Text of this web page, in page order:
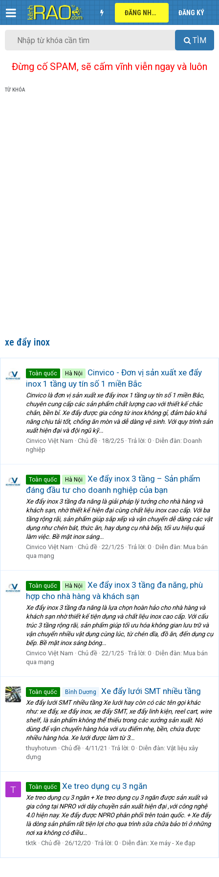
ĐĂNG NHẬP ĐĂNG KÝ
TÌM
Đừng cố SPAM, sẽ cấm vĩnh viễn ngay và luôn
TỪ KHÓA
xe đẩy inox
Toàn quốc Hà Nội
Cinvico - Đơn vị sản xuất xe đẩy
inox 1 tầng uy tín số 1 miền Bắc
Cinvico là đơn vị sản xuất xe đẩy inox 1 tầng uy tín số 1 miền Bắc,
chuyên cung cấp các sản phẩm chất lượng cao với thiết kế chắc
chắn, bền bỉ. Xe đẩy được gia công từ inox không gỉ, đảm bảo khả
năng chịu tải tốt, chống ăn mòn và dễ dàng vệ sinh. Với quy trình sản
xuất hiện đại và đội ngũ kỹ...
Cinvico Việt Nam
Chủ đề 18/2/25 Trả lời: 0 Diễn đàn: Doanh
nghiệp
Toàn quốc Hà Nội
Xe đẩy inox 3 tầng – Sản phẩm
đáng đầu tư cho doanh nghiệp của bạn
Xe đẩy inox 3 tầng đa năng là giải pháp lý tưởng cho nhà hàng và
khách sạn, nhờ thiết kế hiện đại cùng chất liệu inox cao cấp. Với ba
tầng rộng rãi, sản phẩm giúp sắp xếp và vận chuyển dễ dàng các vật
dụng như chén bát, thức ăn, hay dụng cụ nhà bếp, tối ưu hiệu quả
làm việc. Bề mặt inox sáng...
Cinvico Việt Nam
Chủ đề 22/1/25 Trả lời: 0 Diễn đàn: Mua bán
qua mạng
Toàn quốc Hà Nội
Xe đẩy inox 3 tầng đa năng, phù
hợp cho nhà hàng và khách sạn
Xe đẩy inox 3 tầng đa năng là lựa chọn hoàn hảo cho nhà hàng và
khách sạn nhờ thiết kế tiện dụng và chất liệu inox cao cấp. Với cấu
trúc 3 tầng rộng rãi, sản phẩm giúp tối ưu hóa không gian lưu trữ và
vận chuyển nhiều vật dụng cùng lúc, từ chén dĩa, đồ ăn, đến dụng cụ
bếp. Bề mặt inox sáng bóng...
Cinvico Việt Nam
Chủ đề 22/1/25 Trả lời: 0 Diễn đàn: Mua bán
qua mạng
Toàn quốc Bình Dương Xe đẩy lưới SMT nhiều tầng
Xe đẩy lưới SMT nhiều tầng Xe lưới hay còn có các tên gọi khác
như: xe đẩy, xe đẩy inox, xe đẩy SMT, xe đẩy linh kiện, reel cart, wire
shelf, là sản phẩm không thể thiếu trong các xưởng sản xuất. Nó
dùng để vận chuyển hàng hóa với ưu điểm nhẹ, bền, chứa được
nhiều hàng hóa. Xe lưới được làm từ 3...
thuyhotuvn
Chủ đề 4/11/21 Trả lời: 0 Diễn đàn: Vật liệu xây
dựng
T Toàn quốc Xe treo dụng cụ 3 ngăn
Xe treo dụng cụ 3 ngăn + Xe treo dụng cụ 3 ngăn được sản xuất và
gia công tại NPRO với dây chuyền sản xuất hiện đại ,với công nghệ
4.0 hiện nay. Xe đẩy được NPRO phân phối trên toàn quốc. + Xe đẩy
là dòng sản phẩm rất tiện lợi cho qua trình sữa chữa bảo trì ở những
nơi xa không có điều...
tktk Chủ đề 26/12/20 Trả lời: 0 Diễn đàn: Xe máy - Xe đạp